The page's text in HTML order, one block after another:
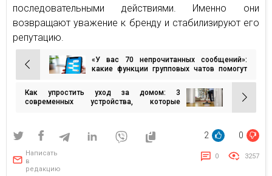
последовательными действиями. Именно они
возвращают уважение к бренду и стабилизируют его
репутацию.
Навигация
по
записям
«У вас 70 непрочитанных сообщений»:
какие функции групповых чатов помогут
Как упростить уход за домом: 3
современных устройства, которые
2 0
Написать
в
редакцию
0 3257